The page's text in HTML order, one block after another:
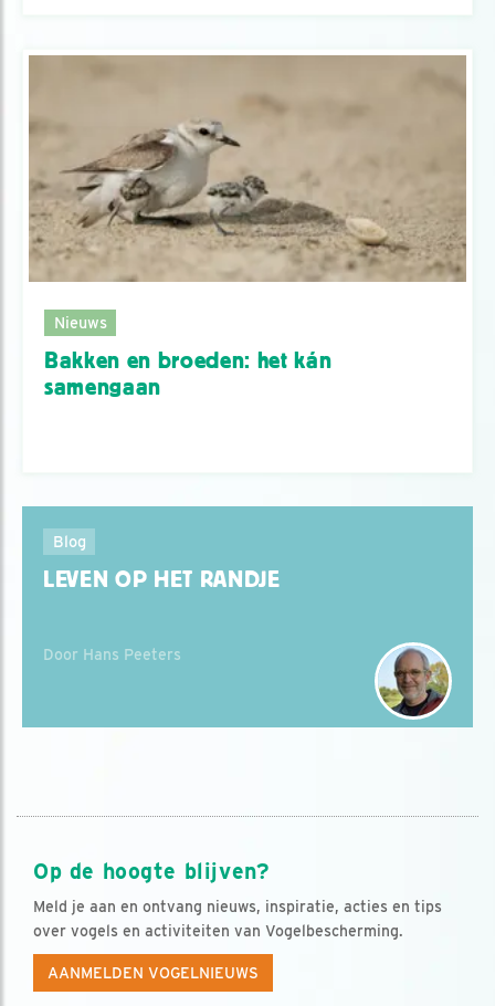
Nieuws
Bakken en broeden: het kán
samengaan
Blog
LEVEN OP HET RANDJE
Door Hans Peeters
Op de hoogte blijven?
Meld je aan en ontvang nieuws, inspiratie, acties en tips
over vogels en activiteiten van Vogelbescherming.
AANMELDEN VOGELNIEUWS